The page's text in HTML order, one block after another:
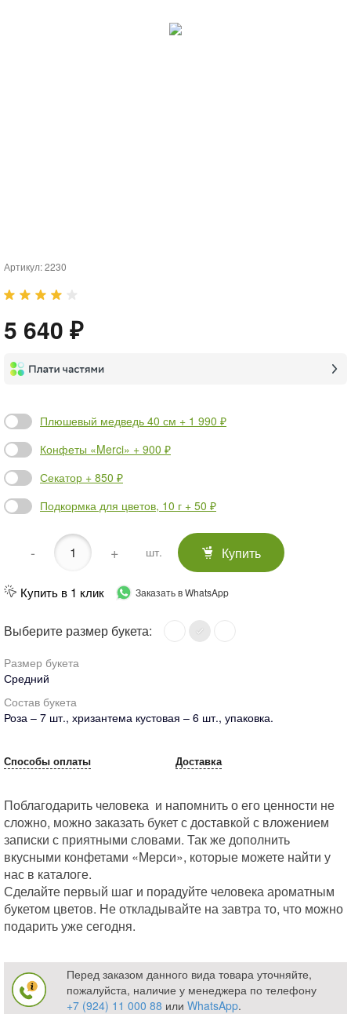
Артикул:2230
5 640 ₽
Плюшевый медведь 40 см + 1 990 ₽
Конфеты «Merci» + 900 ₽
Секатор + 850 ₽
Подкормка для цветов, 10 г + 50 ₽
- + шт. Купить
Купить в 1 клик Заказать в WhatsApp
Выберите размер букета:
Размер букета
Средний
Состав букета
Роза – 7 шт., хризантема кустовая – 6 шт., упаковка.
Способы оплаты Доставка
Поблагодарить человека и напомнить о его ценности не
сложно, можно заказать букет с доставкой с вложением
записки с приятными словами. Так же дополнить
вкусными конфетами «Мерси», которые можете найти у
нас в каталоге.
Сделайте первый шаг и порадуйте человека ароматным
букетом цветов. Не откладывайте на завтра то, что можно
подарить уже сегодня.
Перед заказом данного вида товара уточняйте,
пожалуйста, наличие у менеджера по телефону
+7 (924) 11 000 88 или WhatsApp.